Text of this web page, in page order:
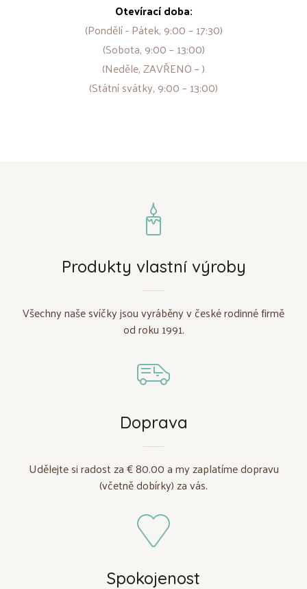
Otevírací doba:
(Pondělí - Pátek, 9:00 – 17:30)
(Sobota, 9:00 – 13:00)
(Neděle, ZAVŘENO – )
(Státní svátky, 9:00 – 13:00)
Produkty vlastní výroby
Všechny naše svíčky jsou vyráběny v české rodinné firmě
od roku 1991.
Doprava
Udělejte si radost za € 80.00 a my zaplatíme dopravu
(včetně dobírky) za vás.
Spokojenost